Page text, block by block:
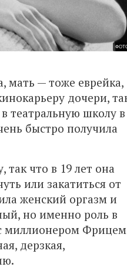
мать — тоже еврейка,
дочери,
театральную школу в
быстро получила
так что в 19 лет она
или закатиться от
женский оргазм и
но именно роль в
миллионером Фрицем
дерзкая,